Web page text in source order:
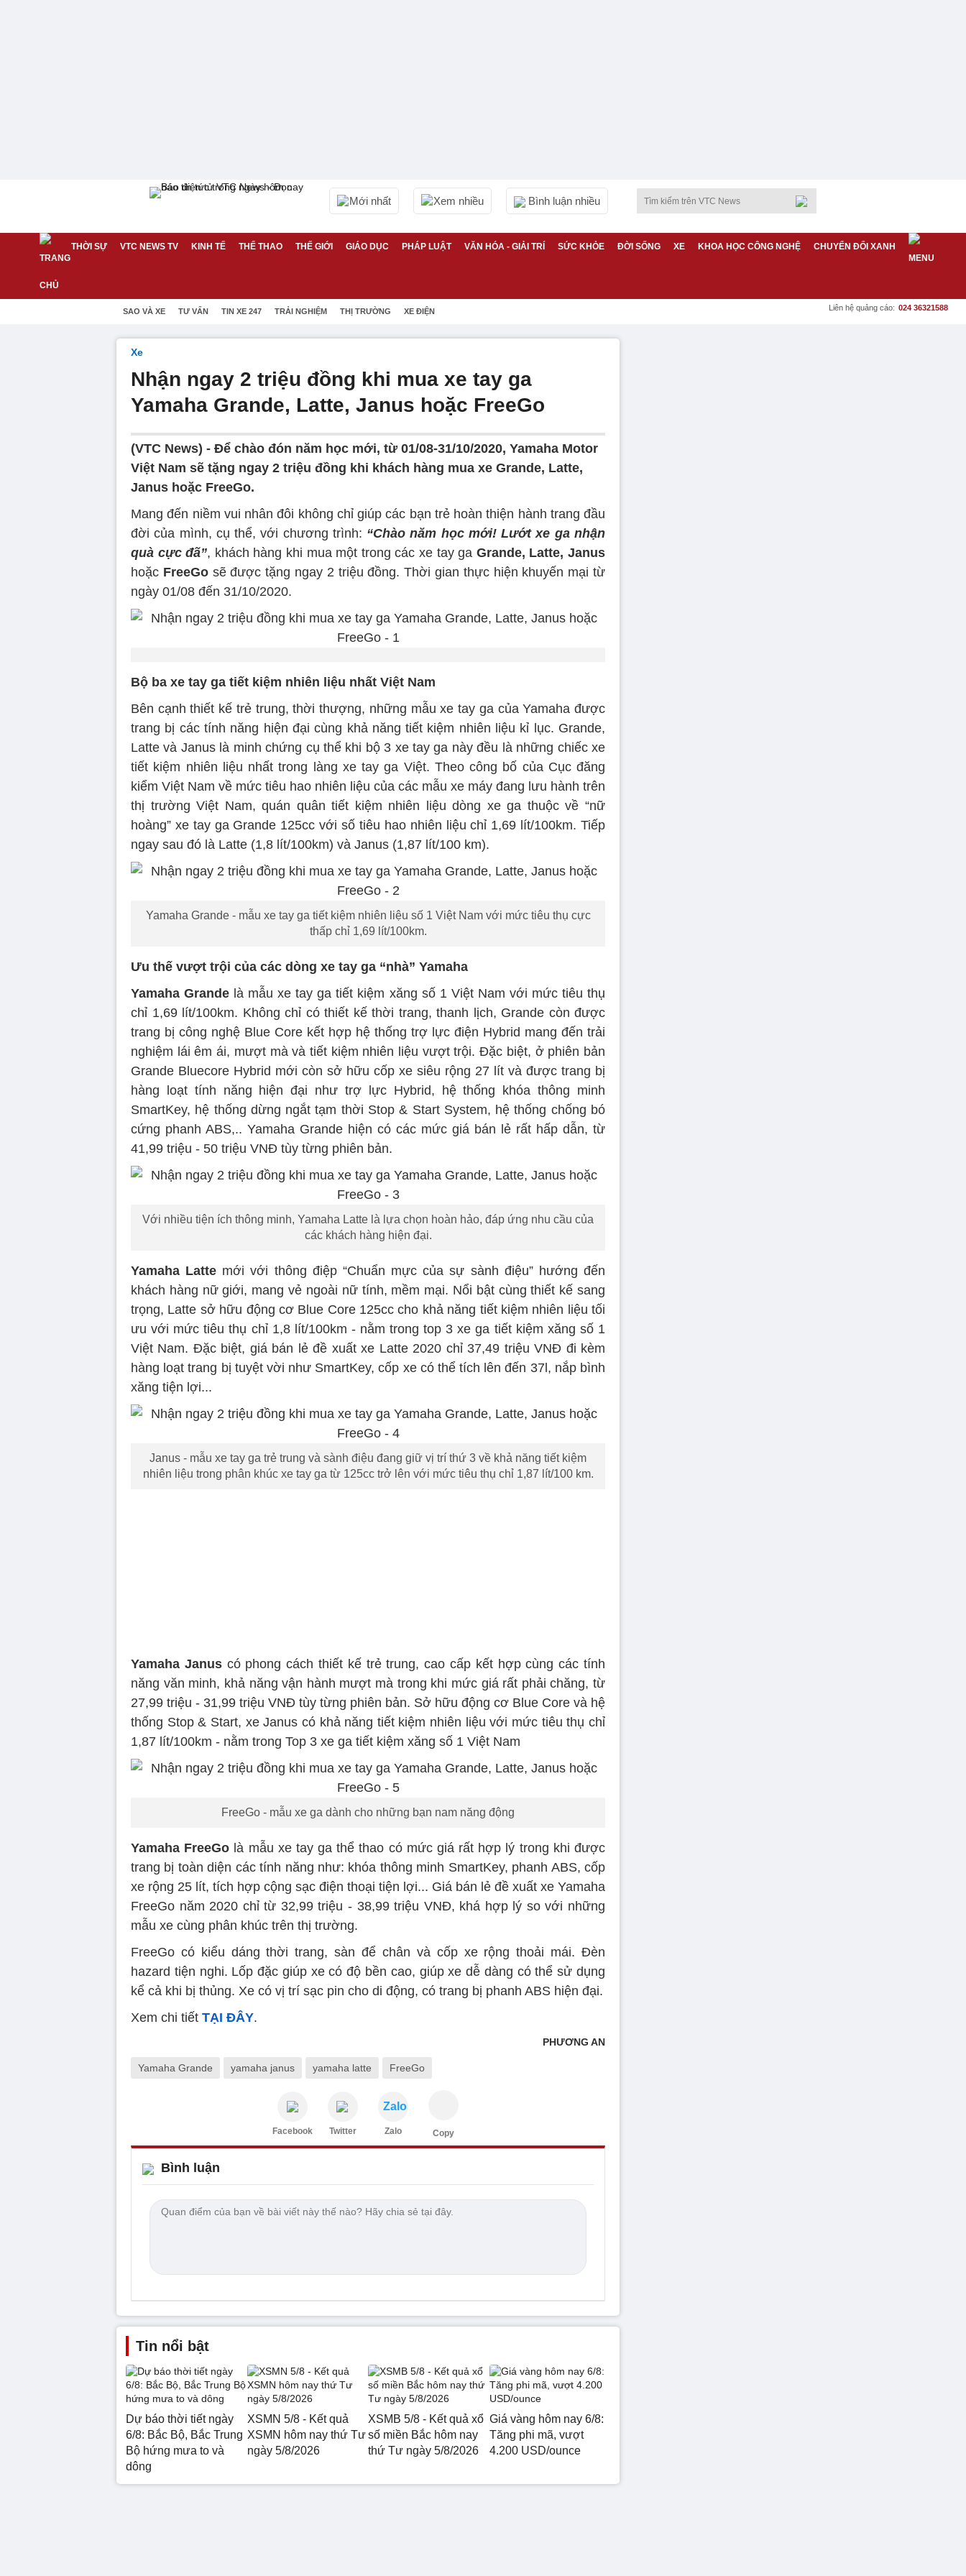
Mới nhất Xem nhiều Bình luận nhiều
THỜI SỰ VTC NEWS TV KINH TẾ THỂ THAO THẾ GIỚI GIÁO DỤC PHÁP LUẬT VĂN HÓA - GIẢI TRÍ SỨC KHỎE ĐỜI SỐNG XE KHOA HỌC CÔNG NGHỆ CHUYỂN ĐỔI XANH
SAO VÀ XE TƯ VẤN TIN XE 247 TRẢI NGHIỆM THỊ TRƯỜNG XE ĐIỆN Liên hệ quảng cáo: 024 36321588
Xe
Nhận ngay 2 triệu đồng khi mua xe tay ga
Yamaha Grande, Latte, Janus hoặc FreeGo
(VTC News) - Để chào đón năm học mới, từ 01/08-31/10/2020, Yamaha Motor
Việt Nam sẽ tặng ngay 2 triệu đồng khi khách hàng mua xe Grande, Latte,
Janus hoặc FreeGo.
Mang đến niềm vui nhân đôi không chỉ giúp các bạn trẻ hoàn thiện hành trang đầu
đời của mình, cụ thể, với chương trình: “Chào năm học mới! Lướt xe ga nhận
quà cực đã”, khách hàng khi mua một trong các xe tay ga Grande, Latte, Janus
hoặc FreeGosẽ được tặng ngay 2 triệu đồng. Thời gian thực hiện khuyến mại từ
ngày 01/08 đến 31/10/2020.
Bộ ba xe tay ga tiết kiệm nhiên liệu nhất Việt Nam
Bên cạnh thiết kế trẻ trung, thời thượng, những mẫu xe tay ga của Yamaha được
trang bị các tính năng hiện đại cùng khả năng tiết kiệm nhiên liệu kỉ lục. Grande,
Latte và Janus là minh chứng cụ thể khi bộ 3 xe tay ga này đều là những chiếc xe
tiết kiệm nhiên liệu nhất trong làng xe tay ga Việt. Theo công bố của Cục đăng
kiểm Việt Nam về mức tiêu hao nhiên liệu của các mẫu xe máy đang lưu hành trên
thị trường Việt Nam, quán quân tiết kiệm nhiên liệu dòng xe ga thuộc về “nữ
hoàng” xe tay ga Grande 125cc với số tiêu hao nhiên liệu chỉ 1,69 lít/100km. Tiếp
ngay sau đó là Latte (1,8 lít/100km) và Janus (1,87 lít/100 km).
Yamaha Grande - mẫu xe tay ga tiết kiệm nhiên liệu số 1 Việt Nam với mức tiêu thụ cực
thấp chỉ 1,69 lít/100km.
Ưu thế vượt trội của các dòng xe tay ga “nhà” Yamaha
Yamaha Grande là mẫu xe tay ga tiết kiệm xăng số 1 Việt Nam với mức tiêu thụ
chỉ 1,69 lít/100km. Không chỉ có thiết kế thời trang, thanh lịch, Grande còn được
trang bị công nghệ Blue Core kết hợp hệ thống trợ lực điện Hybrid mang đến trải
nghiệm lái êm ái, mượt mà và tiết kiệm nhiên liệu vượt trội. Đặc biệt, ở phiên bản
Grande Bluecore Hybrid mới còn sở hữu cốp xe siêu rộng 27 lít và được trang bị
hàng loạt tính năng hiện đại như trợ lực Hybrid, hệ thống khóa thông minh
SmartKey, hệ thống dừng ngắt tạm thời Stop & Start System, hệ thống chống bó
cứng phanh ABS,.. Yamaha Grande hiện có các mức giá bán lẻ rất hấp dẫn, từ
41,99 triệu - 50 triệu VNĐ tùy từng phiên bản.
Với nhiều tiện ích thông minh, Yamaha Latte là lựa chọn hoàn hảo, đáp ứng nhu cầu của
các khách hàng hiện đại.
Yamaha Latte mới với thông điệp “Chuẩn mực của sự sành điệu” hướng đến
khách hàng nữ giới, mang vẻ ngoài nữ tính, mềm mại. Nổi bật cùng thiết kế sang
trọng, Latte sở hữu động cơ Blue Core 125cc cho khả năng tiết kiệm nhiên liệu tối
ưu với mức tiêu thụ chỉ 1,8 lít/100km - nằm trong top 3 xe ga tiết kiệm xăng số 1
Việt Nam. Đặc biệt, giá bán lẻ đề xuất xe Latte 2020 chỉ 37,49 triệu VNĐ đi kèm
hàng loạt trang bị tuyệt vời như SmartKey, cốp xe có thể tích lên đến 37l, nắp bình
xăng tiện lợi...
Janus - mẫu xe tay ga trẻ trung và sành điệu đang giữ vị trí thứ 3 về khả năng tiết kiệm
nhiên liệu trong phân khúc xe tay ga từ 125cc trở lên với mức tiêu thụ chỉ 1,87 lít/100 km.
Yamaha Januscó phong cách thiết kế trẻ trung, cao cấp kết hợp cùng các tính
năng văn minh, khả năng vận hành mượt mà trong khi mức giá rất phải chăng, từ
27,99 triệu - 31,99 triệu VNĐ tùy từng phiên bản. Sở hữu động cơ Blue Core và hệ
thống Stop & Start, xe Janus có khả năng tiết kiệm nhiên liệu với mức tiêu thụ chỉ
1,87 lít/100km - nằm trong Top 3 xe ga tiết kiệm xăng số 1 Việt Nam
FreeGo - mẫu xe ga dành cho những bạn nam năng động
Yamaha FreeGo là mẫu xe tay ga thể thao có mức giá rất hợp lý trong khi được
trang bị toàn diện các tính năng như: khóa thông minh SmartKey, phanh ABS, cốp
xe rộng 25 lít, tích hợp cộng sạc điện thoại tiện lợi... Giá bán lẻ đề xuất xe Yamaha
FreeGo năm 2020 chỉ từ 32,99 triệu - 38,99 triệu VNĐ, khá hợp lý so với những
mẫu xe cùng phân khúc trên thị trường.
FreeGo có kiểu dáng thời trang, sàn để chân và cốp xe rộng thoải mái. Đèn
hazard tiện nghi. Lốp đặc giúp xe có độ bền cao, giúp xe dễ dàng có thể sử dụng
kể cả khi bị thủng. Xe có vị trí sạc pin cho di động, có trang bị phanh ABS hiện đại.
Xem chi tiết TẠI ĐÂY.
PHƯƠNG AN
Yamaha Grande yamaha janus yamaha latte FreeGo
Facebook Twitter
Zalo
Zalo Copy
Bình luận
Tin nổi bật
Dự báo thời tiết ngày
6/8: Bắc Bộ, Bắc Trung
Bộ hứng mưa to và
dông
XSMN 5/8 - Kết quả
XSMN hôm nay thứ Tư
ngày 5/8/2026
XSMB 5/8 - Kết quả xổ
số miền Bắc hôm nay
thứ Tư ngày 5/8/2026
Giá vàng hôm nay 6/8:
Tăng phi mã, vượt
4.200 USD/ounce